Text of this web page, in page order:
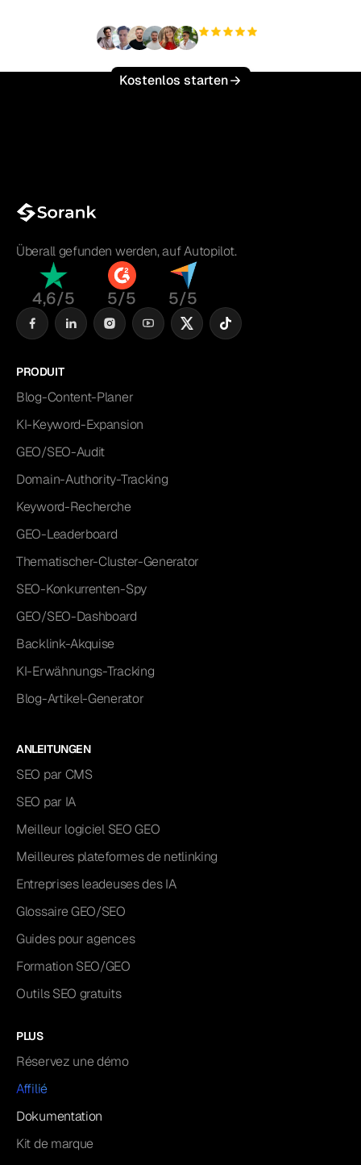
Kostenlos starten
Überall gefunden werden, auf Autopilot.
4,6/5 5/5 5/5
PRODUIT
Blog-Content-Planer
KI-Keyword-Expansion
GEO/SEO-Audit
Domain-Authority-Tracking
Keyword-Recherche
GEO-Leaderboard
Thematischer-Cluster-Generator
SEO-Konkurrenten-Spy
GEO/SEO-Dashboard
Backlink-Akquise
KI-Erwähnungs-Tracking
Blog-Artikel-Generator
ANLEITUNGEN
SEO par CMS
SEO par IA
Meilleur logiciel SEO GEO
Meilleures plateformes de netlinking
Entreprises leadeuses des IA
Glossaire GEO/SEO
Guides pour agences
Formation SEO/GEO
Outils SEO gratuits
PLUS
Réservez une démo
Affilié
Dokumentation
Kit de marque